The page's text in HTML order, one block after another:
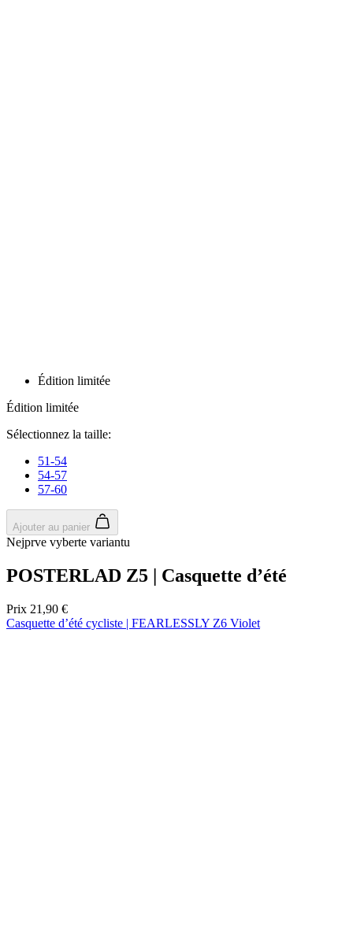
Édition limitée
Édition limitée
Sélectionnez la taille:
51-54
54-57
57-60
Ajouter au panier
Nejprve vyberte variantu
POSTERLAD Z5 | Casquette d’été
Prix 21,90 €
Casquette d’été cycliste | FEARLESSLY Z6 Violet